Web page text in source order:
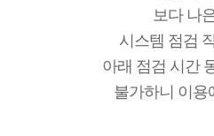
보다 나
시스템 점검
아래 점검 시간
불가하니 이용